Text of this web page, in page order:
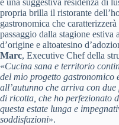
è una suggestiva residenza di
propria brilla il ristorante
gastronomica che
passaggio dalla stagione
d’origine e altoatesino
Marc, Executive Chef della
«Cucina sana e territorio
del mio progetto gastronomico
all’autunno che arriva con
di ricotta, che ho perfezionato
questa estate lunga e
soddisfazioni».